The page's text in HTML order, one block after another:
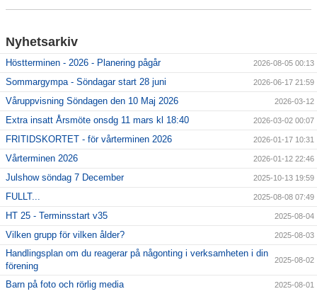
Anmälan - Intresseanmälan Ny deltagare
Terminsanmälan - Medlemmar
Nyhetsarkiv
Höstterminen - 2026 - Planering pågår 2026-08-05 00:13
Sommargympa - Söndagar start 28 juni 2026-06-17 21:59
Våruppvisning Söndagen den 10 Maj 2026 2026-03-12
Extra insatt Årsmöte onsdg 11 mars kl 18:40 2026-03-02 00:07
FRITIDSKORTET - för vårterminen 2026 2026-01-17 10:31
Vårterminen 2026 2026-01-12 22:46
Julshow söndag 7 December 2025-10-13 19:59
FULLT... 2025-08-08 07:49
HT 25 - Terminsstart v35 2025-08-04
Vilken grupp för vilken ålder? 2025-08-03
Handlingsplan om du reagerar på någonting i verksamheten i din
förening
2025-08-02
Barn på foto och rörlig media 2025-08-01